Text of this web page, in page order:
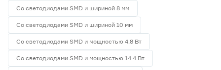
Со светодиодами SMD и шириной 8 мм
Со светодиодами SMD и шириной 10 мм
Со светодиодами SMD и мощностью 4.8 Вт
Со светодиодами SMD и мощностью 14.4 Вт